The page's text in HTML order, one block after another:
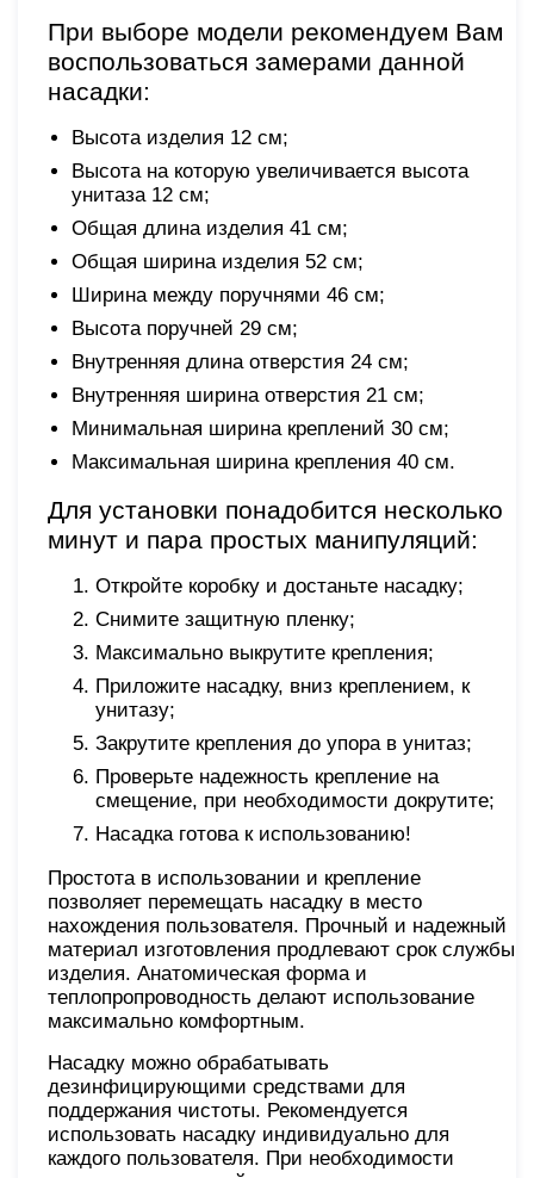
При выборе модели рекомендуем Вам
воспользоваться замерами данной
насадки:
Высота изделия 12 см;
Высота на которую увеличивается высота
унитаза 12 см;
Общая длина изделия 41 см;
Общая ширина изделия 52 см;
Ширина между поручнями 46 см;
Высота поручней 29 см;
Внутренняя длина отверстия 24 см;
Внутренняя ширина отверстия 21 см;
Минимальная ширина креплений 30 см;
Максимальная ширина крепления 40 см.
Для установки понадобится несколько
минут и пара простых манипуляций:
Откройте коробку и достаньте насадку;
Снимите защитную пленку;
Максимально выкрутите крепления;
Приложите насадку, вниз креплением, к
унитазу;
Закрутите крепления до упора в унитаз;
Проверьте надежность крепление на
смещение, при необходимости докрутите;
Насадка готова к использованию!
Простота в использовании и крепление
позволяет перемещать насадку в место
нахождения пользователя. Прочный и надежный
материал изготовления продлевают срок службы
изделия. Анатомическая форма и
теплопропроводность делают использование
максимально комфортным.
Насадку можно обрабатывать
дезинфицирующими средствами для
поддержания чистоты. Рекомендуется
использовать насадку индивидуально для
каждого пользователя. При необходимости